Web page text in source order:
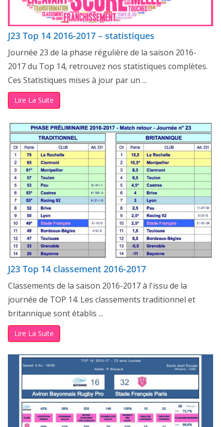
J23 Top 14 2016-2017 – statistiques
Journée 23 de la phase régulière de la saison 2016-
2017 du Top 14, retrouvez nos statistiques complètes.
Ces Statistiques mises à jour par un ...
Lire La Suite
J23 Top 14 classement 2016-2017
Classements de la saison 2016-2017 à l'issu de la
journée de TOP 14. Les classements traditionnel et
britannique sont établis ...
Lire La Suite